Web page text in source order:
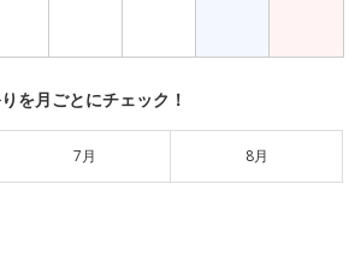
を月ごとにチェック！
7月 8月